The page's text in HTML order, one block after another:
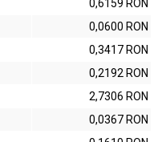
0,6159 RON
0,0600 RON
0,3417 RON
0,2192 RON
2,7306 RON
0,0367 RON